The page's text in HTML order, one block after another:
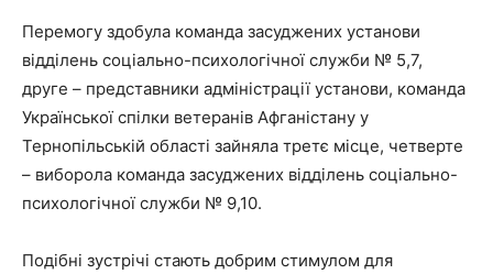
Перемогу здобула команда засуджених установи
відділень соціально-психологічної служби № 5,7,
друге – представники адміністрації установи, команда
Української спілки ветеранів Афганістану у
Тернопільській області зайняла третє місце, четверте
– виборола команда засуджених відділень соціально-
психологічної служби № 9,10.
Подібні зустрічі стають добрим стимулом для